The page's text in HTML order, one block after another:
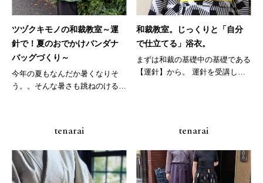
ツヅクキモノの和裁教室～運
針で！夏のおでかけバンダナ
バッグづくり～
今年の夏もなんだか暑くなりそ
う。。そんな暑さも跳ねのけるよ
和裁教室。じっくりと「自分
で仕立てる」浴衣。
まずは和裁の基礎中の基礎である
【運針】から。 運針を受講し
tenarai tenarai